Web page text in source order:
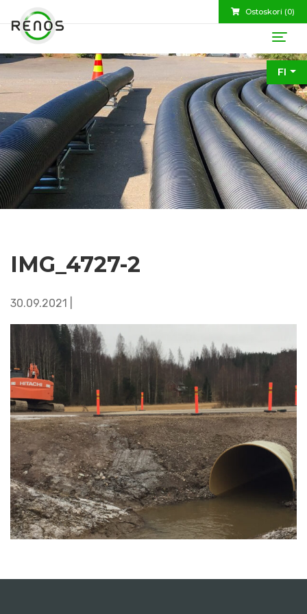
Ostoskori (0)
FI
IMG_4727-2
30.09.2021 |